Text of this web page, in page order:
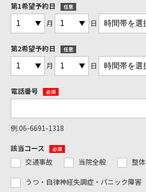
第1希望予約日 任意
月 日
第2希望予約日 任意
月 日
電話番号 必須
例.06-6691-1318
該当コース 必須
交通事故 当院全般 整体
うつ・自律神経失調症・パニック障害